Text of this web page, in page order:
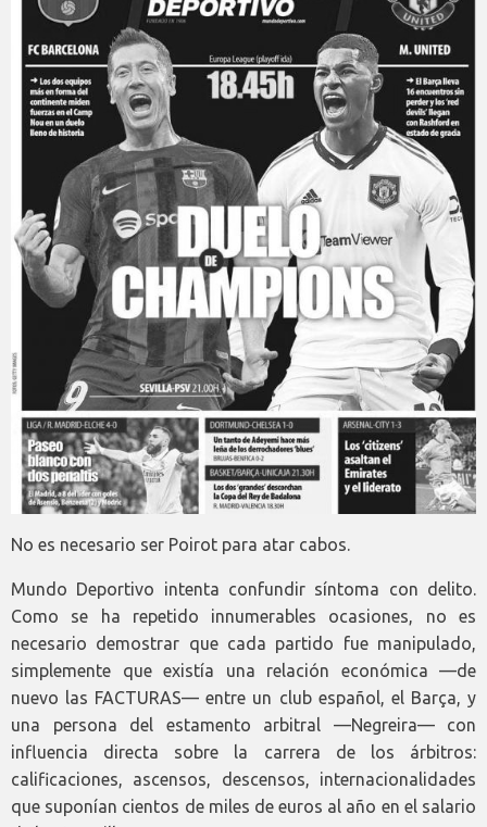
No es necesario ser Poirot para atar cabos.
Mundo Deportivo intenta confundir síntoma con delito.
Como se ha repetido innumerables ocasiones, no es
necesario demostrar que cada partido fue manipulado,
simplemente que existía una relación económica —de
nuevo las FACTURAS— entre un club español, el Barça, y
una persona del estamento arbitral —Negreira— con
influencia directa sobre la carrera de los árbitros:
calificaciones, ascensos, descensos, internacionalidades
que suponían cientos de miles de euros al año en el salario